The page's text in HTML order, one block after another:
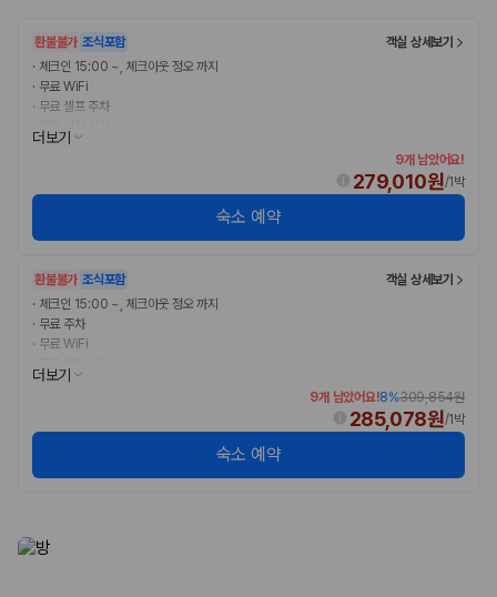
누적 이용 고객수
20,871,562명
사용자 리뷰
175,206
예약 가능 차량
1,829개
제주렌트카 가격비교 자주 묻는 질문
Q. 제주렌트카 가격비교는 카모아에서 어떻게 하나요?
A. 대여일, 반납일, 인수 지역을 선택하면 제주도 렌트카 업체별 가격, 차종,
보험 조건, 예약 가능 차량을 한 번에 비교할 수 있습니다.
Q. 제주 렌트카 최저가는 무엇을 기준으로 비교해야 하나요?
Q. 제주공항 근처 렌트카도 비교할 수 있나요?
Q. 제주 렌트카 가격비교 시 보험도 함께 비교할 수 있나요?
Q. 가족 여행에는 어떤 제주 렌트카를 비교해야 하나요?
제주렌트카 가격비교 주요 링크
제주 렌트카 예약
국내 렌트카 가격비교
환불불가 조식포함
객실 상세보기
· 체크인 15:00 ~, 체크아웃 정오 까지
· 무료 WiFi
· 무료 셀프 주차
더보기
9개 남았어요!
279,010원/1박
숙소 예약
환불불가 조식포함
객실 상세보기
· 체크인 15:00 ~, 체크아웃 정오 까지
· 무료 주차
· 무료 WiFi
더보기
9개 남았어요!8%309,854원
285,078원/1박
숙소 예약